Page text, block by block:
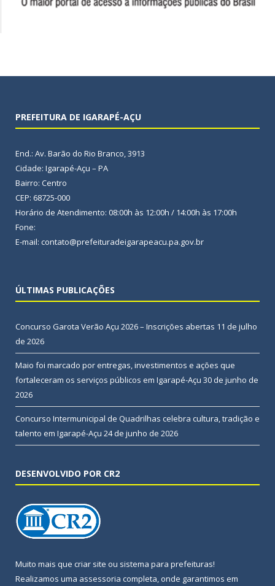
PREFEITURA DE IGARAPÉ-AÇU
End.: Av. Barão do Rio Branco, 3913
Cidade: Igarapé-Açu – PA
Bairro: Centro
CEP: 68725-000
Horário de Atendimento: 08:00h às 12:00h / 14:00h às 17:00h
Fone:
E-mail: contato@prefeituradeigarapeacu.pa.gov.br
ÚLTIMAS PUBLICAÇÕES
Concurso Garota Verão Açu 2026 – Inscrições abertas 11 de julho
de 2026
Maio foi marcado por entregas, investimentos e ações que
fortaleceram os serviços públicos em Igarapé-Açu 30 de junho de
2026
Concurso Intermunicipal de Quadrilhas celebra cultura, tradição e
talento em Igarapé-Açu 24 de junho de 2026
DESENVOLVIDO POR CR2
Muito mais que criar site ou sistema para prefeituras!
Realizamos uma assessoria completa, onde garantimos em